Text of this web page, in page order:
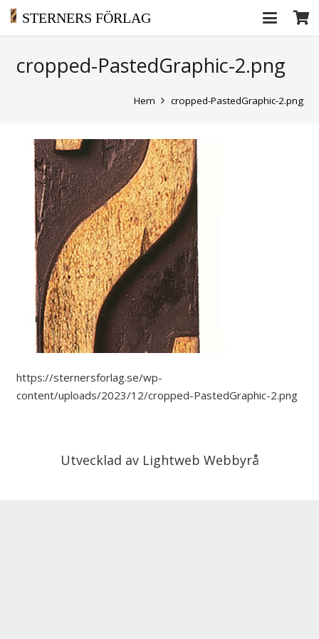
STERNERS FÖRLAG
cropped-PastedGraphic-2.png
Hem cropped-PastedGraphic-2.png
https://sternersforlag.se/wp-
content/uploads/2023/12/cropped-PastedGraphic-2.png
Utvecklad av Lightweb Webbyrå